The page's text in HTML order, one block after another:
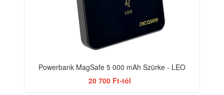
Powerbank MagSafe 5 000 mAh Szürke - LEO
20 700 Ft-tól